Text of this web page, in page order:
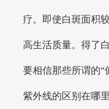
疗。即使白斑面积
高生活质量。得了
要相信那些所谓的“
紫外线的区别在哪